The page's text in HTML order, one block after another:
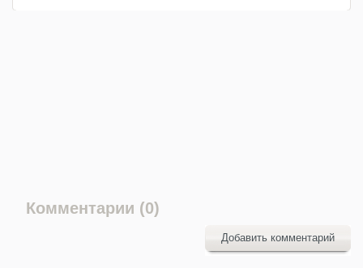
Комментарии (0)
Добавить комментарий